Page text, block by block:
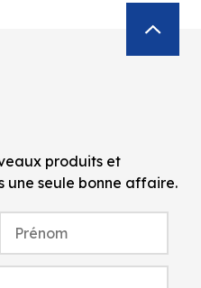
produits et
une seule bonne affaire.